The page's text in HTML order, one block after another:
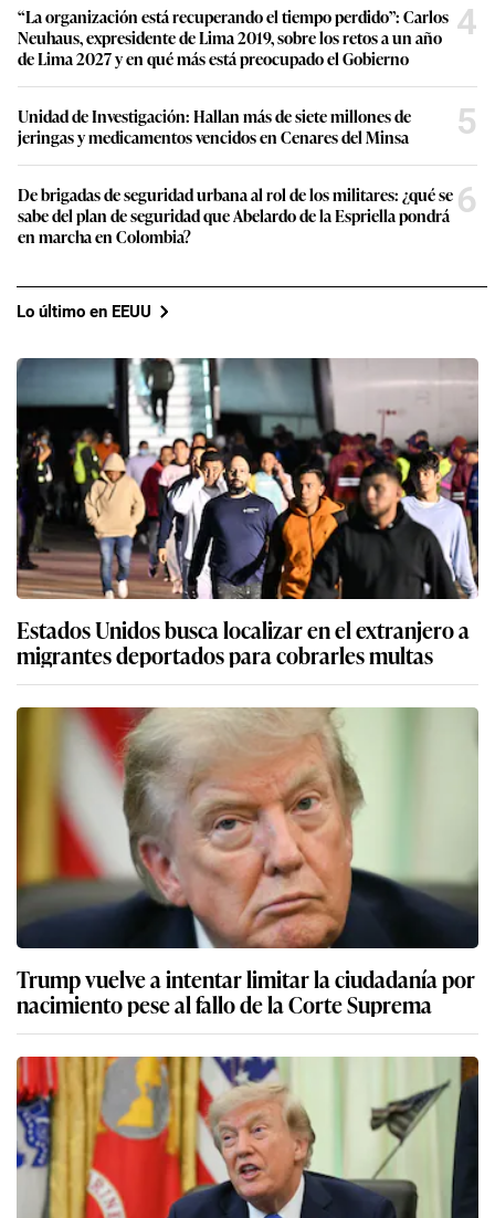
“La organización está recuperando el tiempo perdido”: Carlos
Neuhaus, expresidente de Lima 2019, sobre los retos a un año
de Lima 2027 y en qué más está preocupado el Gobierno
4
Unidad de Investigación: Hallan más de siete millones de
jeringas y medicamentos vencidos en Cenares del Minsa
5
De brigadas de seguridad urbana al rol de los militares: ¿qué se
sabe del plan de seguridad que Abelardo de la Espriella pondrá
en marcha en Colombia?
6
Lo último en EEUU
Estados Unidos busca localizar en el extranjero a
migrantes deportados para cobrarles multas
Trump vuelve a intentar limitar la ciudadanía por
nacimiento pese al fallo de la Corte Suprema